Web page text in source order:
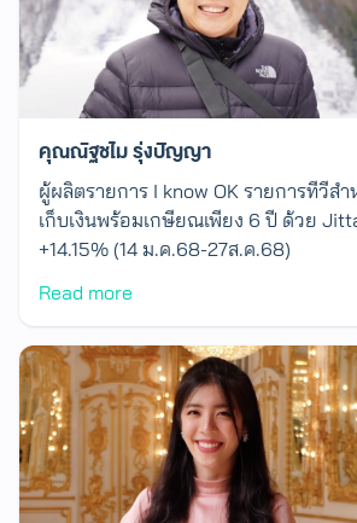
คุณณัฐชไม รุ่งปัญญา
ผู้ผลิตรายการ I know OK รายการทีวีสำ
เก็บเงินพร้อมเกษียณเพียง 6 ปี ด้วย
+14.15% (14 ม.ค.68-27ส.ค.68)
Read more